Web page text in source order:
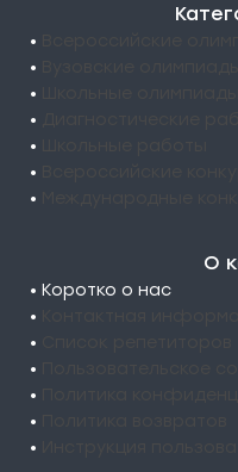
•
•
•
•
•
•
•
О
• Коротко о нас
•
•
•
•
•
•